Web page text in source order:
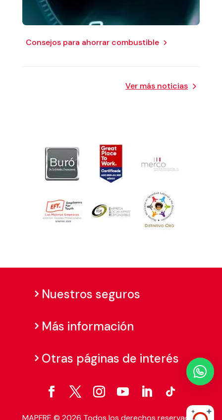
Consejos para ahorrar combustible
Ver más noticias
Nuestros seguros
Más información
Otras páginas de interés
MAPFRE © 2026 Todos los derechos reservados
